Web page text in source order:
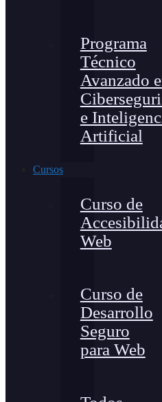
Programa
Técnico
Avanzado
e
Artificial
Cursos
Curso de
Web
Curso de
Desarrollo
Seguro
para Web